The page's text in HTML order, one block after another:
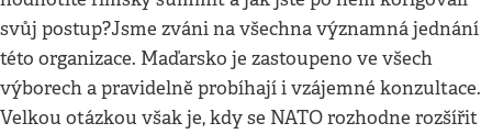
svůj postup?Jsme zváni na všechna významná jednání
této organizace. Maďarsko je zastoupeno ve všech
výborech a pravidelně probíhají i vzájemné konzultace.
Velkou otázkou však je, kdy se NATO rozhodne rozšířit